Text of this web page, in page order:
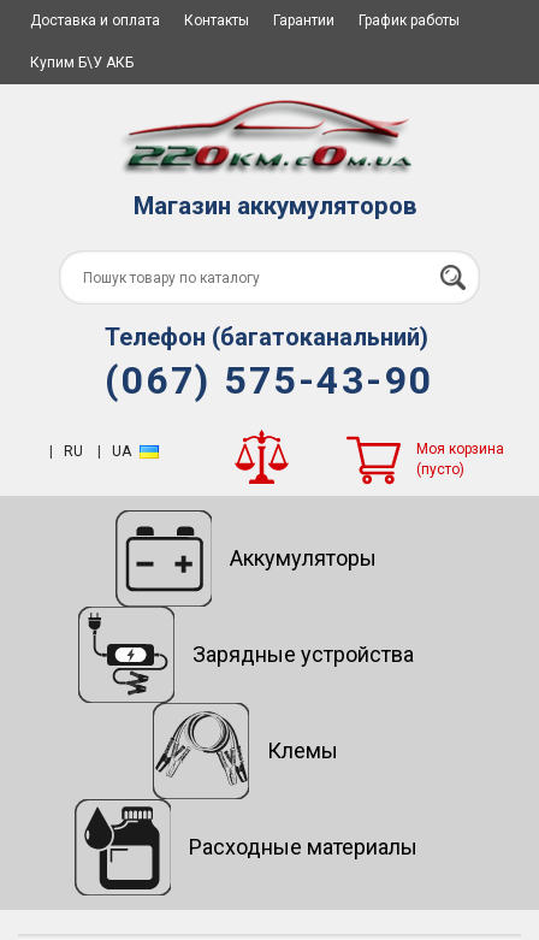
Доставка и оплата Контакты Гарантии График работы
Купим Б\У АКБ
Магазин аккумуляторов
Телефон (багатоканальний)
(067) 575-43-90
RU UA
Моя корзина
(пусто)
Аккумуляторы
Зарядные устройства
Клемы
Расходные материалы